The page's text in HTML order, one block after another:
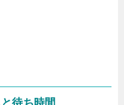
待ち時間